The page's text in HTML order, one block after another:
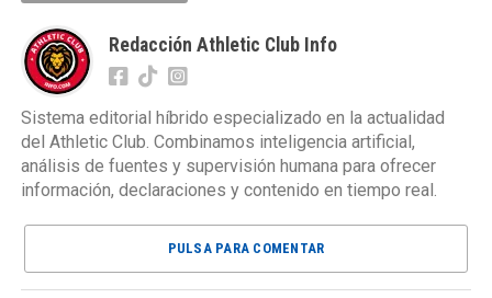
Redacción Athletic Club Info
Sistema editorial híbrido especializado en la actualidad
del Athletic Club. Combinamos inteligencia artificial,
análisis de fuentes y supervisión humana para ofrecer
información, declaraciones y contenido en tiempo real.
PULSA PARA COMENTAR